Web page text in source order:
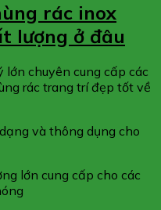
rác inox
lượng ở đâu
lớn chuyên cung cấp các
rác trang trí đẹp tốt về
và thông dụng cho
lớn cung cấp cho các